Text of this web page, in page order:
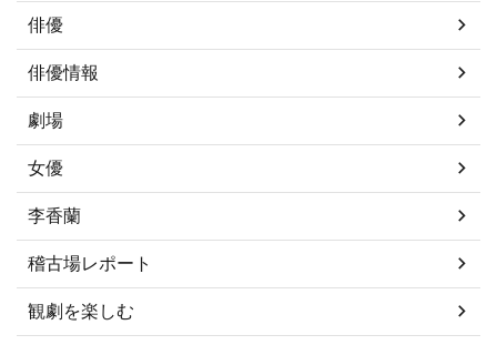
俳優
俳優情報
劇場
女優
李香蘭
稽古場レポート
観劇を楽しむ